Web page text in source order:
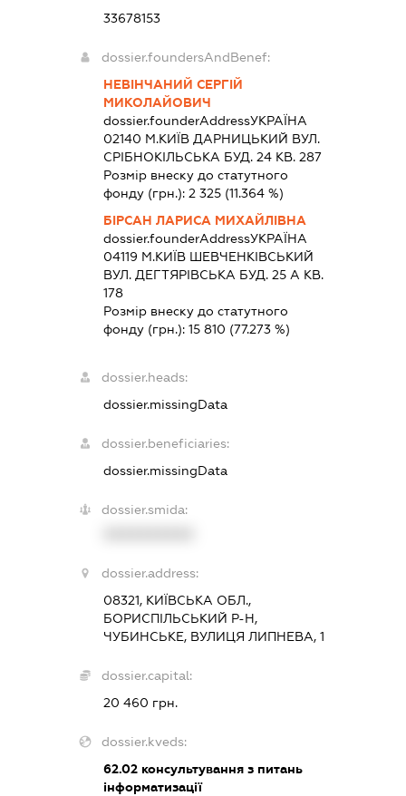
33678153
dossier.foundersAndBenef:
НЕВІНЧАНИЙ СЕРГІЙ
МИКОЛАЙОВИЧ
dossier.founderAddressУКРАЇНА
02140 М.КИЇВ ДАРНИЦЬКИЙ ВУЛ.
СРІБНОКІЛЬСЬКА БУД. 24 КВ. 287
Розмір внеску до статутного
фонду (грн.):2 325 (11.364 %)
БІРСАН ЛАРИСА МИХАЙЛІВНА
dossier.founderAddressУКРАЇНА
04119 М.КИЇВ ШЕВЧЕНКІВСЬКИЙ
ВУЛ. ДЕГТЯРІВСЬКА БУД. 25 А КВ.
178
Розмір внеску до статутного
фонду (грн.):15 810 (77.273 %)
dossier.heads:
dossier.missingData
dossier.beneficiaries:
dossier.missingData
dossier.smida:
dossier.address:
08321, КИЇВСЬКА ОБЛ.,
БОРИСПІЛЬСЬКИЙ Р-Н,
ЧУБИНСЬКЕ, ВУЛИЦЯ ЛИПНЕВА, 1
dossier.capital:
20 460 грн.
dossier.kveds:
62.02 консультування з питань
інформатизації